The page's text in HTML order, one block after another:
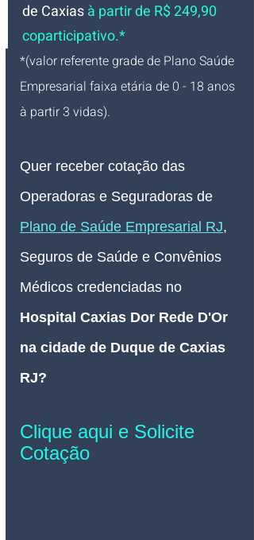
de Caxias à partir de R$ 249,90
coparticipativo.*
*(valor referente grade de Plano Saúde
Empresarial faixa etária de 0 - 18 anos
à partir 3 vidas).
Quer receber cotação das
Operadoras e Seguradoras de
Plano de Saúde Empresarial RJ,
Seguros de Saúde e Convênios
Médicos credenciadas no
Hospital Caxias Dor Rede D'Or
na cidade de Duque de Caxias
RJ?
Clique aqui e Solicite
Cotação